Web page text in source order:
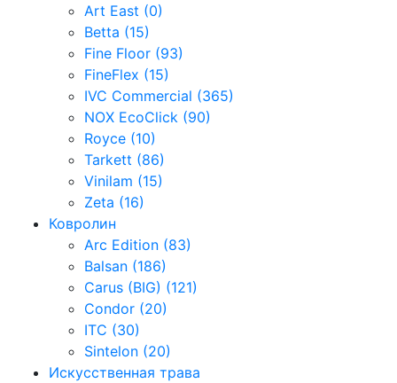
Art East (0)
Betta (15)
Fine Floor (93)
FineFlex (15)
IVC Commercial (365)
NOX EcoClick (90)
Royce (10)
Tarkett (86)
Vinilam (15)
Zeta (16)
Ковролин
Arc Edition (83)
Balsan (186)
Carus (BIG) (121)
Condor (20)
ITC (30)
Sintelon (20)
Искусственная трава